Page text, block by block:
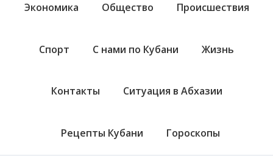
Экономика Общество Происшествия
Спорт С нами по Кубани Жизнь
Контакты Ситуация в Абхазии
Рецепты Кубани Гороскопы